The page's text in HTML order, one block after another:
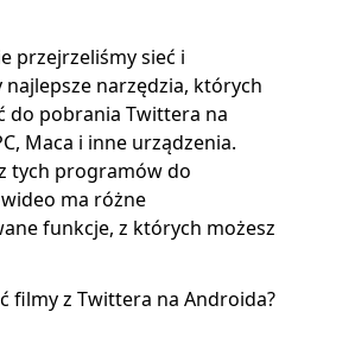
przejrzeliśmy sieć i
najlepsze narzędzia, których
do pobrania Twittera na
Maca i inne urządzenia.
tych programów do
ma różne
funkcje, z których możesz
filmy z Twittera na Androida?